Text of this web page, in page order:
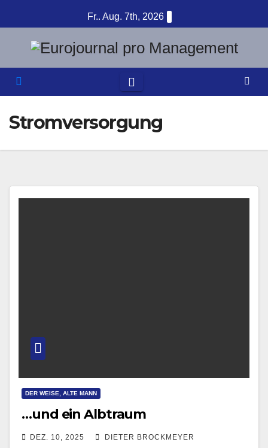
Inhalt
springen
Fr.. Aug. 7th, 2026
Stromversorgung
DER WEISE, ALTE MANN
…und ein Albtraum
DEZ. 10, 2025 DIETER BROCKMEYER